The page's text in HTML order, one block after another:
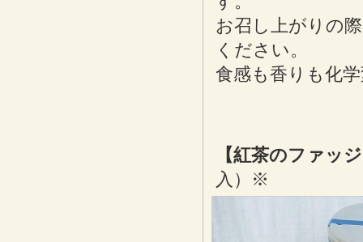
お召し上がりの
ください。
食感も香りも化
【紅茶のファッ
入）※